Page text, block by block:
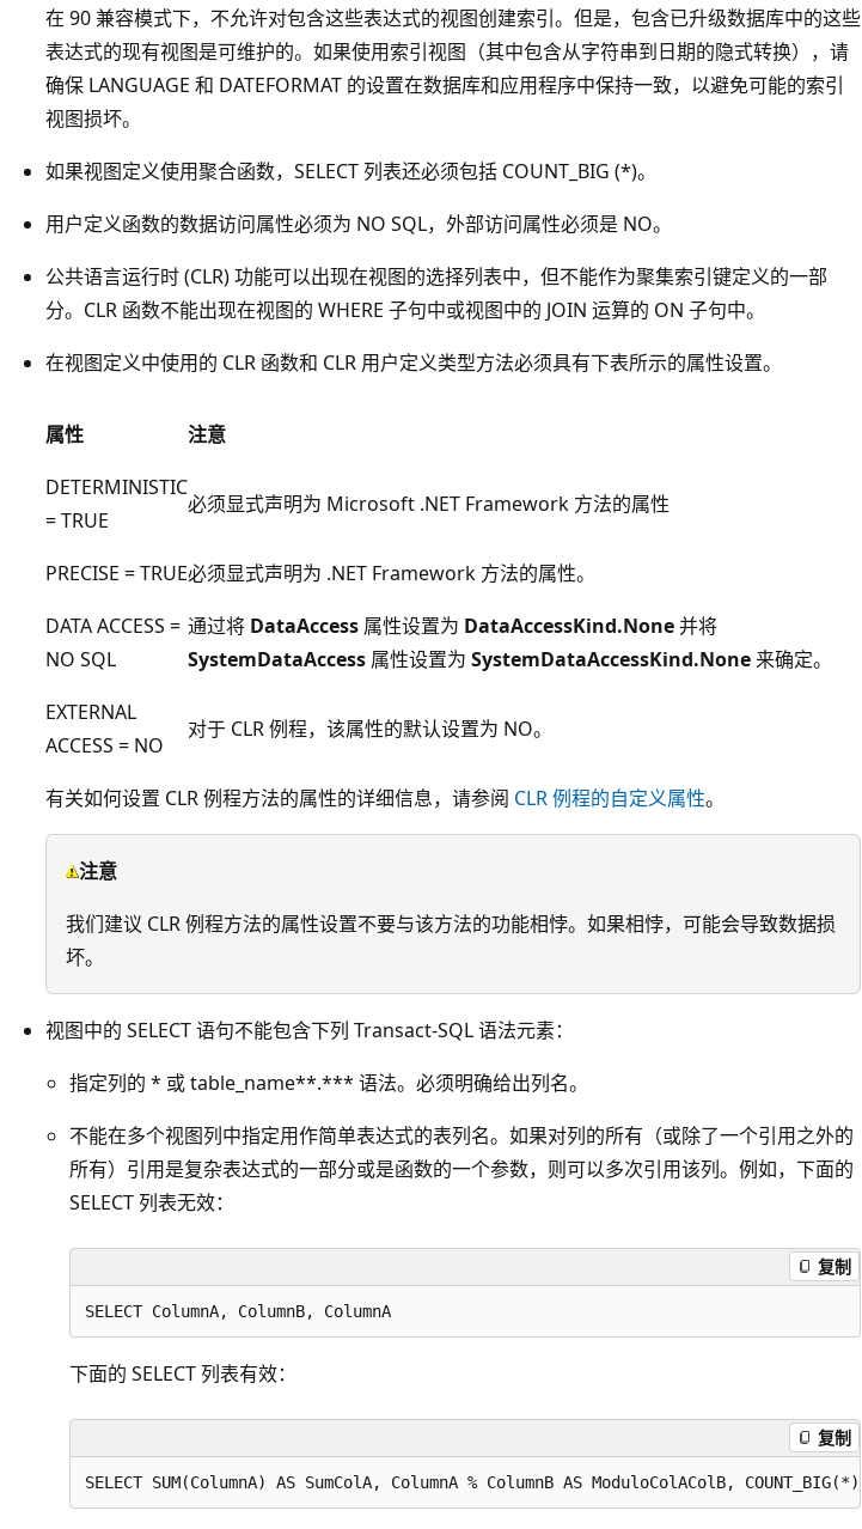
在 90 兼容模式下，不允许对包含这些表达式的视图创建索引。但是，包含已升级数据库中的这些
表达式的现有视图是可维护的。如果使用索引视图（其中包含从字符串到日期的隐式转换），请
确保 LANGUAGE 和 DATEFORMAT 的设置在数据库和应用程序中保持一致，以避免可能的索引
视图损坏。
如果视图定义使用聚合函数，SELECT 列表还必须包括 COUNT_BIG (*)。
用户定义函数的数据访问属性必须为 NO SQL，外部访问属性必须是 NO。
公共语言运行时 (CLR) 功能可以出现在视图的选择列表中，但不能作为聚集索引键定义的一部
分。CLR 函数不能出现在视图的 WHERE 子句中或视图中的 JOIN 运算的 ON 子句中。
在视图定义中使用的 CLR 函数和 CLR 用户定义类型方法必须具有下表所示的属性设置。
属性
注意
DETERMINISTIC
= TRUE
必须显式声明为 Microsoft .NET Framework 方法的属性
PRECISE = TRUE必须显式声明为 .NET Framework 方法的属性。
DATA ACCESS =
NO SQL
通过将 DataAccess 属性设置为 DataAccessKind.None并将
SystemDataAccess 属性设置为 SystemDataAccessKind.None 来确定。
EXTERNAL
ACCESS = NO
对于 CLR 例程，该属性的默认设置为 NO。
有关如何设置 CLR 例程方法的属性的详细信息，请参阅 CLR 例程的自定义属性。
注意
我们建议 CLR 例程方法的属性设置不要与该方法的功能相悖。如果相悖，可能会导致数据损
坏。
视图中的 SELECT 语句不能包含下列 Transact-SQL 语法元素：
指定列的 * 或 table_name**.*** 语法。必须明确给出列名。
不能在多个视图列中指定用作简单表达式的表列名。如果对列的所有（或除了一个引用之外的
所有）引用是复杂表达式的一部分或是函数的一个参数，则可以多次引用该列。例如，下面的
SELECT 列表无效：
复制
下面的 SELECT 列表有效：
复制